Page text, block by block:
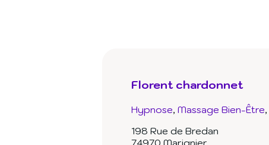
Florent chardonnet
Hypnose Massage Bien-Être
198 Rue de Bredan